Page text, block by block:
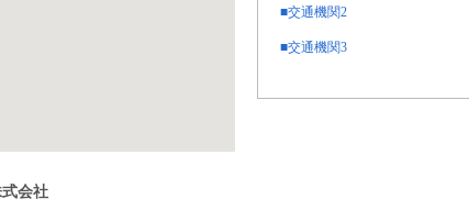
■交通機関2
■交通機関3
会社